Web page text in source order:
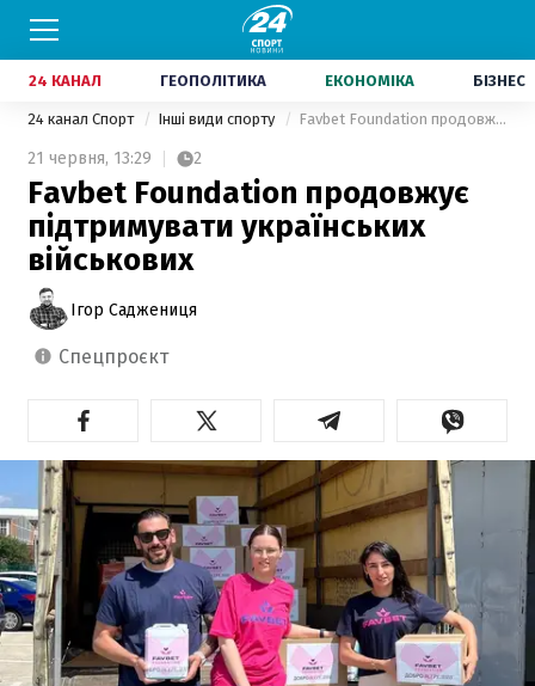
24 КАНАЛ ГЕОПОЛІТИКА ЕКОНОМІКА БІЗНЕС
24 канал Спорт Інші види спорту Favbet Foundation продовжує підтримувати українських військових
21 червня, 13:29 2
Favbet Foundation продовжує
підтримувати українських
військових
Ігор Саджениця
спецпроєкт